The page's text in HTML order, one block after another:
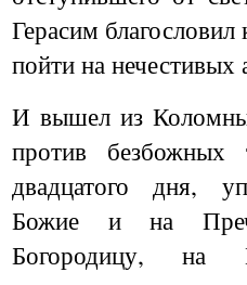
Герасим благословил
пойти на нечестивых
И вышел из
против безбожных
двадцатого дня,
Божие и на
Богородицу, на